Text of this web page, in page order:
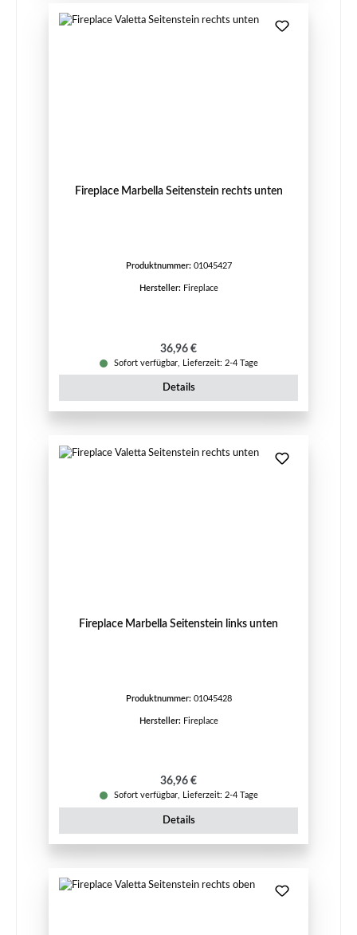
Fireplace Marbella Seitenstein rechts unten
Produktnummer: 01045427
Hersteller: Fireplace
Regulärer Preis:
36,96 €
Sofort verfügbar, Lieferzeit: 2-4 Tage
Details
Fireplace Marbella Seitenstein links unten
Produktnummer: 01045428
Hersteller: Fireplace
Regulärer Preis:
36,96 €
Sofort verfügbar, Lieferzeit: 2-4 Tage
Details